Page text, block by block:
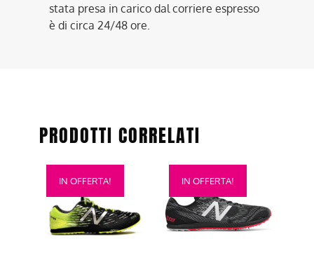
stata presa in carico dal corriere espresso
è di circa 24/48 ore.
PRODOTTI CORRELATI
IN OFFERTA!
Questo
prodotto
più
varianti.
IN OFFERTA!
Questo
prodotto
ha
più